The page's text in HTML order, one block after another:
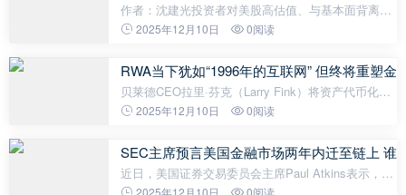
作者：沈建光投资者对美股高估值、与基本面背离以
及对AI的过度依赖，需要密切关注。如果出现AI应用
20日，美国股票市场出现剧烈调整
2025年12月10日 0阅读
RWA当下犹如“1996年的互联网” 但终将重塑金
贝莱德CEO拉里·芬克（Larry Fink）将资产代币化
（RWA）比喻为“1996年的互联网”。这句话可以看作
密金融是新金融基础设施，潜力很大，但
2025年12月10日 0阅读
SEC主席预言美国金融市场两年内迁至链上 谁
近日，美国证券交易委员会主席Paul Atkins表示，预
计未来两年内，整个美国金融市场可能会迁移至支撑